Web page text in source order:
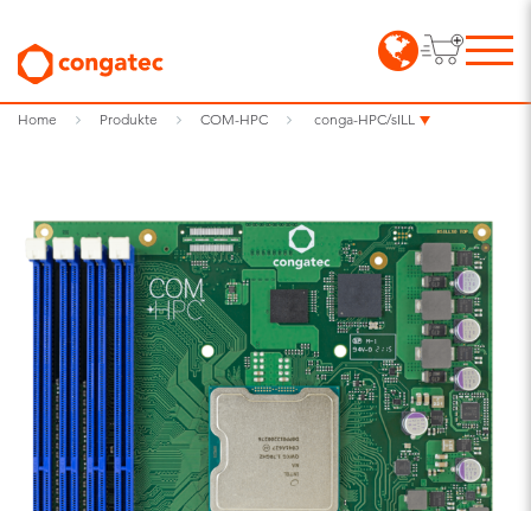
Home Produkte COM-HPC conga-HPC/sILL